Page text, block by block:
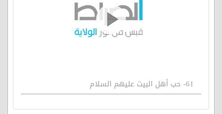
61- حب أهل البيت عليهم السلام